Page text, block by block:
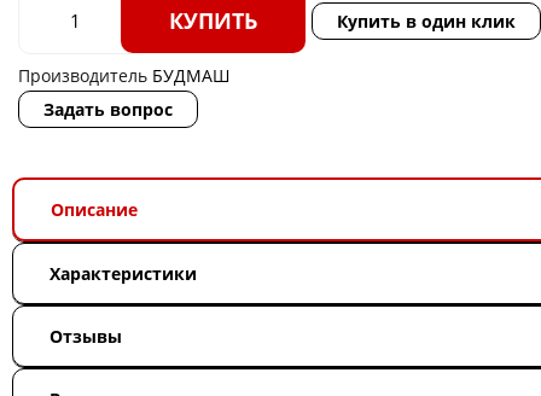
КУПИТЬ Купить в один клик
Производитель БУДМАШ
Задать вопрос
Описание
Характеристики
Отзывы